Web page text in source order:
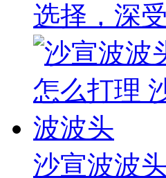
选择，深
沙宣波波